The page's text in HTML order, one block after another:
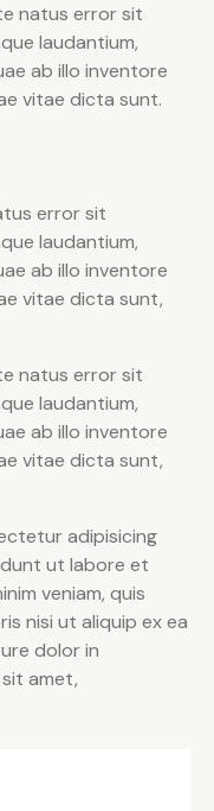
natus error sit
laudantium,
ab illo inventore
vitae dicta sunt.
error sit
laudantium,
ab illo inventore
vitae dicta sunt,
natus error sit
laudantium,
ab illo inventore
vitae dicta sunt,
adipisicing
ut labore et
veniam, quis
nisi ut aliquip ex ea
dolor in
amet,